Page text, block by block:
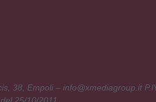
38, Empoli – info@xmediagroup.it